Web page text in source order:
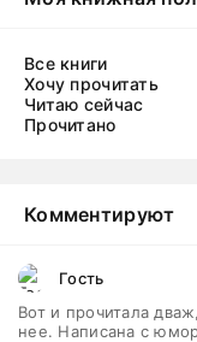
Все книги
Хочу прочитать
Читаю сейчас
Прочитано
Комментируют
Гость
Вот и прочитала
нее. Написана с